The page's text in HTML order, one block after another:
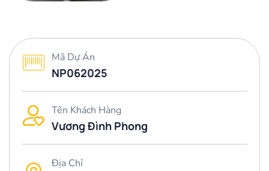
Mã Dự Án
NP062025
Tên Khách Hàng
Vương Đình Phong
Địa Chỉ